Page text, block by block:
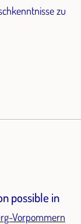
zu
possible in
Vorpommern